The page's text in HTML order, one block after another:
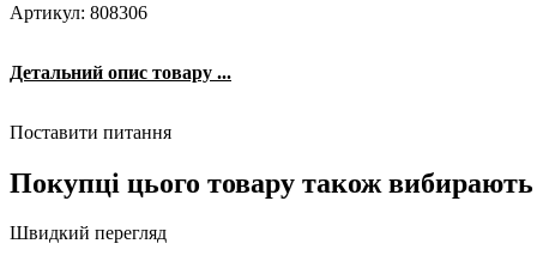
Артикул: 808306
Детальний опис товару ...
Поставити питання
Покупці цього товару також вибирають
Швидкий перегляд